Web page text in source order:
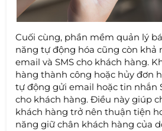
Cuối cùng, phần mềm quản lý
năng tự động hóa cũng còn khả
email và SMS cho khách hàng.
hàng thành công hoặc hủy đơn
tự động gửi email hoặc tin nhắn
cho khách hàng. Điều này giúp
khách hàng trở nên thuận tiện
năng giữ chân khách hàng của